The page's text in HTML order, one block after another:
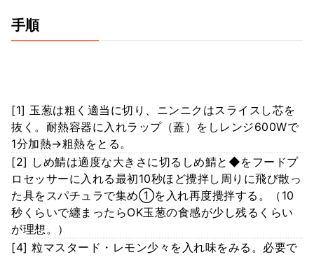
手順
[1] 玉葱は粗く適当に切り、ニンニクはスライスし芯を
抜く。耐熱容器に入れラップ（蓋）をしレンジ600Wで
1分加熱→粗熱をとる。
[2] しめ鯖は適度な大きさに切るしめ鯖と◆をフードプ
ロセッサーに入れる最初10秒ほど攪拌し周りに飛び散っ
た具をスパチュラで集め①を入れ再度攪拌する。（10
秒くらいで纏まったらOK玉葱の食感が少し残るくらい
が理想。）
[4] 粒マスタード・レモン少々を入れ味をみる。必要で